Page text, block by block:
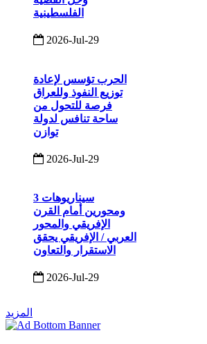
الفلسطينية
2026-Jul-29
الحرب تؤسس لإعادة
توزيع النفوذ وللعراق
فرصة للتحول من
ساحة تنافس لدولة
توازن
2026-Jul-29
3 سيناريوهات
ومحورين أمام القرن
الإفريقي والمحور
العربي / الإفريقي يحقق
الاستقرار والتعاون
2026-Jul-29
المزيد